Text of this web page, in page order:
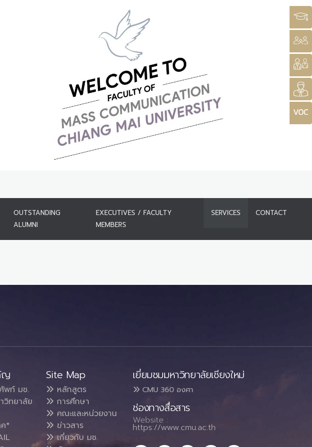
OUTSTANDING
ALUMNI
EXECUTIVES / FACULTY
MEMBERS
SERVICES CONTACT
ญ
พท์ มช.
วิทยาลัย
*
Site Map
หลักสูตร
การศึกษา
คณะและหน่วยงาน
ข่าวสาร
เกี่ยวกับ มช.
เยี่ยมชมมหาวิทยาลัยเชียงใหม่
CMU 360 องศา
ช่องทางสื่อสาร
Website :
https://www.cmu.ac.th